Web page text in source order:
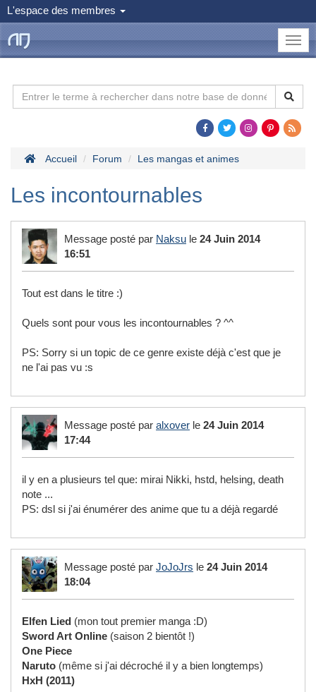
L'espace des membres
le
Dojo
Accueil Forum Les mangas et animes
Les incontournables
Message posté par Naksu le 24 Juin 2014
16:51
Tout est dans le titre :)
Quels sont pour vous les incontournables ? ^^
PS: Sorry si un topic de ce genre existe déjà c'est que je
ne l'ai pas vu :s
Message posté par alxover le 24 Juin 2014
17:44
il y en a plusieurs tel que: mirai Nikki, hstd, helsing, death
note ...
PS: dsl si j'ai énumérer des anime que tu a déjà regardé
Message posté par JoJoJrs le 24 Juin 2014
18:04
Elfen Lied (mon tout premier manga :D)
Sword Art Online (saison 2 bientôt !)
One Piece
Naruto (même si j'ai décroché il y a bien longtemps)
HxH (2011)